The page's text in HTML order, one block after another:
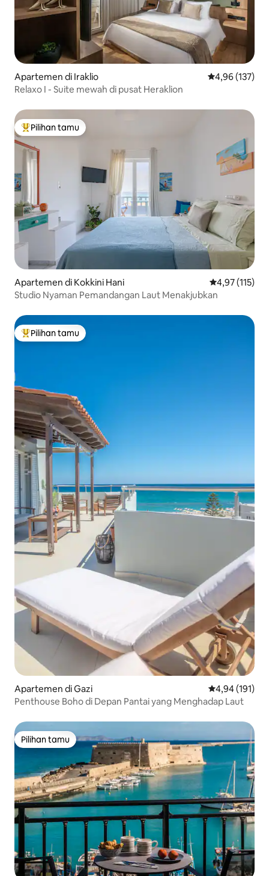
Apartemen di Iraklio Nilai rata-rata
4,96 (137)
Relaxo I - Suite mewah di pusat Heraklion
Pilihan tamu terpopuler
Pilihan tamu
Apartemen di Kokkini Hani Nilai rata-rata
4,97 (115)
Studio Nyaman Pemandangan Laut Menakjubkan
Pilihan tamu terpopuler
Pilihan tamu
Apartemen di Gazi Nilai rata-rata
4,94 (191)
Penthouse Boho di Depan Pantai yang Menghadap Laut
Pilihan tamu
Pilihan tamu